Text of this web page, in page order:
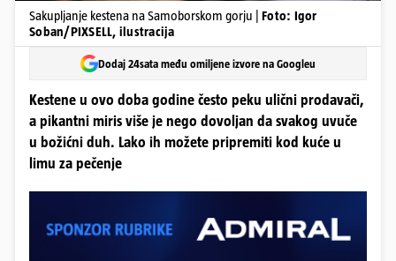
Sakupljanje kestena na Samoborskom gorju | Foto: Igor
Soban/PIXSELL, ilustracija
Dodaj 24sata među omiljene izvore na Googleu
Kestene u ovo doba godine često peku ulični prodavači,
a pikantni miris više je nego dovoljan da svakog uvuče
u božićni duh. Lako ih možete pripremiti kod kuće u
limu za pečenje